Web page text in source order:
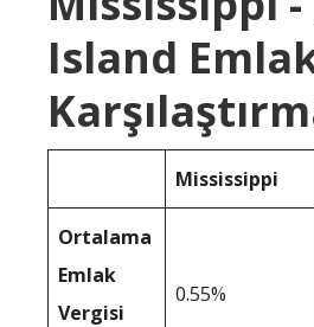
Island
Mississippi
Ortalama
Emlak
Vergisi
0.55%